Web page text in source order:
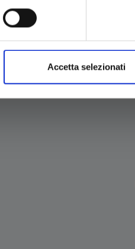
Accetta selezionati
Iscriviti